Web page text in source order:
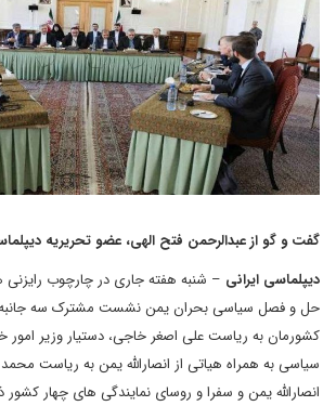
گفت و گو از عبدالرحمن فتح الهی، عضو تحریریه
دیپلماسی ایرانی – شنبه هفته جاری در چارچوب رایزنی
حل و فصل سیاسی بحران یمن نشست مشترک سه جانبه‌
کشورمان به ریاست علی اصغر خاجی، دستیار وزیر امور
سیاسی به همراه هیاتی از انصارالله یمن به ریاست
انصارالله یمن و سفرا و روسای نمایندگی های چهار کشور